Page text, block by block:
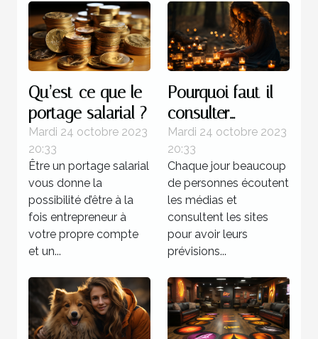
Qu’est-ce que le
portage salarial ?
Mardi 24 octobre 2023
20:33
Être un portage salarial
vous donne la
possibilité d’être à la
fois entrepreneur à
votre propre compte
et un...
Pourquoi faut-il
consulter
l’horoscope ?
Mardi 24 octobre 2023
20:33
Chaque jour beaucoup
de personnes écoutent
les médias et
consultent les sites
pour avoir leurs
prévisions...